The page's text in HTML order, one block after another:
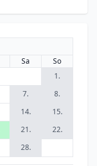
Sa
So
1.
7.
8.
14.
15.
21.
22.
28.